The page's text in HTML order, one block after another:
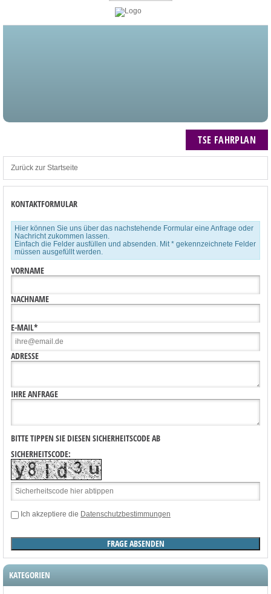
TSE FAHRPLAN
Zurück zur Startseite
KONTAKTFORMULAR
Hier können Sie uns über das nachstehende Formular eine Anfrage oder
Nachricht zukommen lassen.
Einfach die Felder ausfüllen und absenden. Mit * gekennzeichnete Felder
müssen ausgefüllt werden.
VORNAME
NACHNAME
E-MAIL*
ADRESSE
IHRE ANFRAGE
BITTE TIPPEN SIE DIESEN SICHERHEITSCODE AB
SICHERHEITSCODE:
Ich akzeptiere die Datenschutzbestimmungen
KATEGORIEN